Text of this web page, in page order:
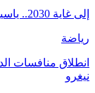
إلى غاية 2030.. ياسين بونو يؤجل الاعتزال الدولي
رياضة
نيغرو